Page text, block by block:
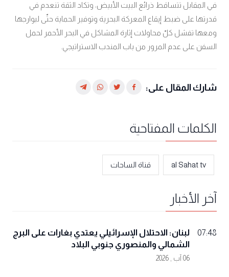
في المقابل تتساقط ذرائع البيت الأبيض، وتكاد الثقة تنعدم في
قدرتها على ضبط إيقاع المعركة البحرية وتوفير الحماية حتّى لبوارجها
ومعها تفشل كلّ محاولات إثارة المشاكل في البحر الأحمر لحمل
السفن على عدم المرور من باب المندب الاستراتيجي.
شارك المقال على:
الكلمات المفتاحية
al Sahat tv قناة الساحات
آخر الأخبار
07:48
لبنان: الاحتلال الإسرائيلي يعتدي بغارات على البرج
الشمالي والمنصوري جنوبي البلاد
06 آب , 2026